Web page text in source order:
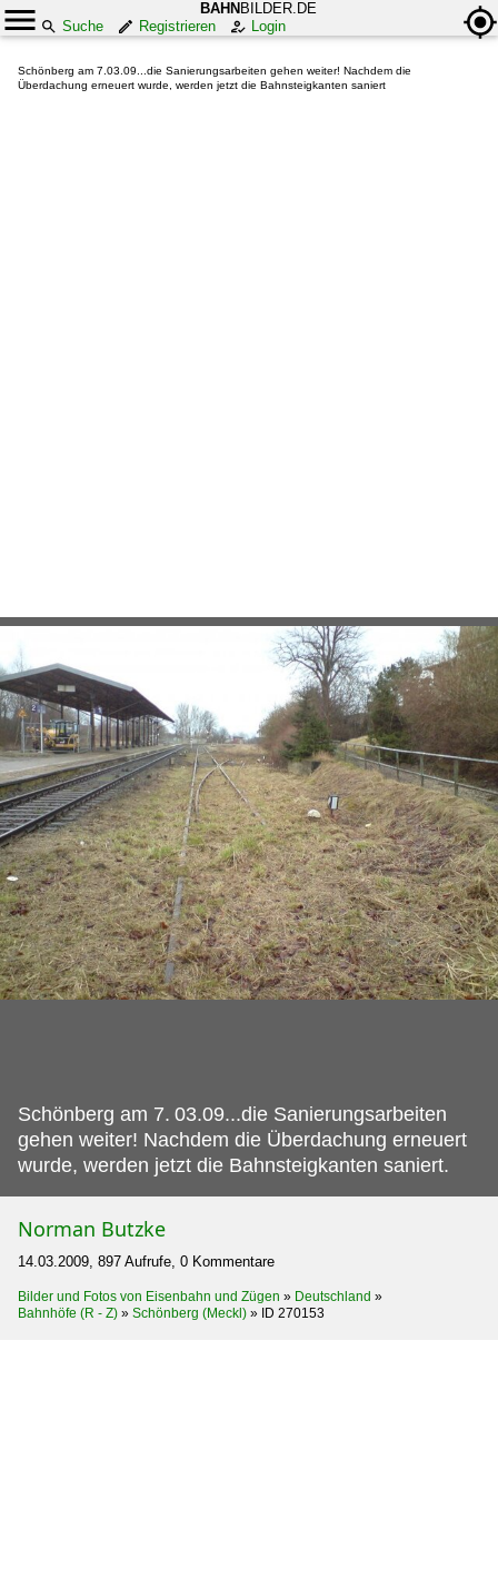
BAHN BILDER.DE
Suche
Registrieren Login
Schönberg am 7.03.09...die Sanierungsarbeiten gehen weiter! Nachdem die
Überdachung erneuert wurde, werden jetzt die Bahnsteigkanten saniert
Schönberg am 7. 03.09...die Sanierungsarbeiten
gehen weiter! Nachdem die Überdachung erneuert
wurde, werden jetzt die Bahnsteigkanten saniert.
Norman Butzke
14.03.2009, 897 Aufrufe, 0 Kommentare
Bilder und Fotos von Eisenbahn und Zügen » Deutschland »
Bahnhöfe (R - Z) » Schönberg (Meckl) » ID 270153